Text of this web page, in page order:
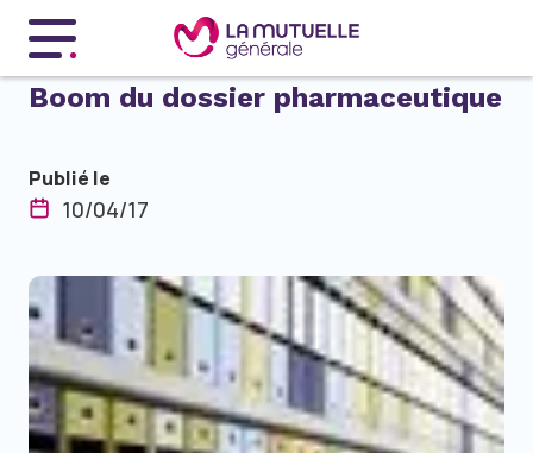
Menu principal
Boom du dossier pharmaceutique
Publié le
10/04/17